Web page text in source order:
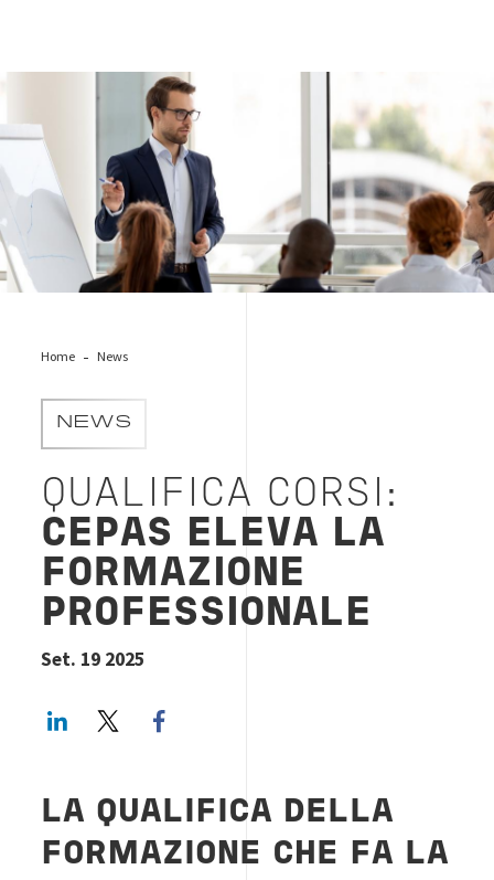
formazione_qualifica_corso
Home News
NEWS
QUALIFICA CORSI:
CEPAS ELEVA LA
FORMAZIONE
PROFESSIONALE
Set. 19 2025
LinkedInTwitter
LA QUALIFICA DELLA
FORMAZIONE CHE FA LA